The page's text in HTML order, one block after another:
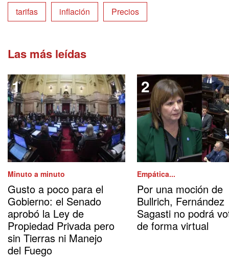
tarifas inflación Precios
Las más leídas
Minuto a minuto
Gusto a poco para el
Gobierno: el Senado
aprobó la Ley de
Propiedad Privada pero
sin Tierras ni Manejo
del Fuego
Empática...
Por una moción de
Bullrich, Fernández
Sagasti no podrá
de forma virtual